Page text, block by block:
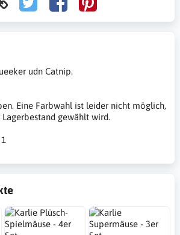
udn Catnip.
Eine Farbwahl ist leider nicht möglich,
gewählt wird.